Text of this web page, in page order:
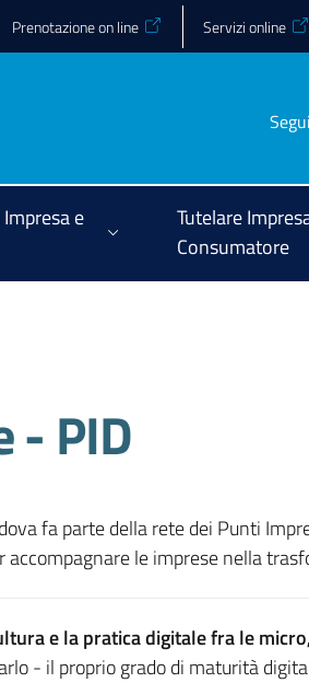
Prenotazione on line Servizi online
e
Tutelare
Consumatore
- PID
fa parte della rete dei Punti
accompagnare le imprese nella
e la pratica digitale fra le
- il proprio grado di maturità